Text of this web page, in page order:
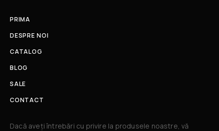
PRIMA
DESPRE NOI
CATALOG
BLOG
SALE
CONTACT
Dacă aveți întrebări cu privire la produsele noastre, vă